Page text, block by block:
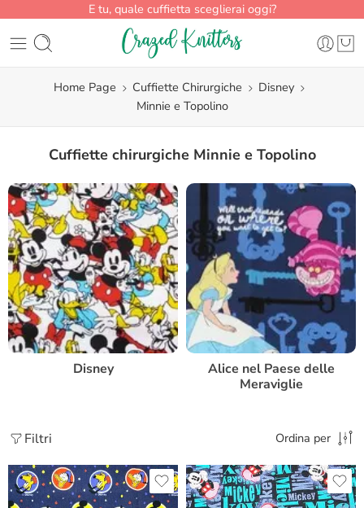
E tu, quale cuffietta sceglierai oggi?
Home Page Cuffiette Chirurgiche
Disney
Minnie e Topolino
Cuffiette chirurgiche Minnie e Topolino
Disney
Alice nel Paese delle
Meraviglie
Filtri Ordina per